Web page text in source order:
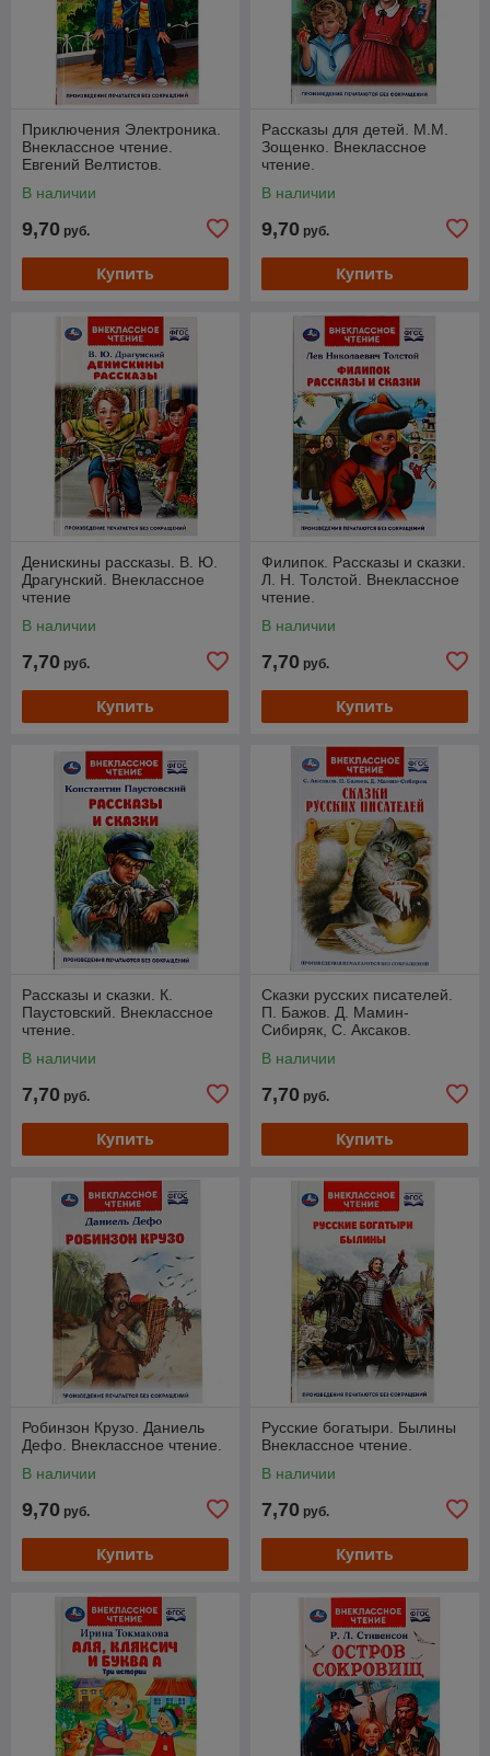
Приключения Электроника.
Внеклассное чтение.
Евгений Велтистов.
В наличии
9,70 руб.
Купить
Рассказы для детей. М.М.
Зощенко. Внеклассное
чтение.
В наличии
9,70 руб.
Купить
Денискины рассказы. В. Ю.
Драгунский. Внеклассное
чтение
В наличии
7,70 руб.
Купить
Филипок. Рассказы и сказки.
Л. Н. Толстой. Внеклассное
чтение.
В наличии
7,70 руб.
Купить
Рассказы и сказки. К.
Паустовский. Внеклассное
чтение.
В наличии
7,70 руб.
Купить
Сказки русских писателей.
П. Бажов. Д. Мамин-
Сибиряк, С. Аксаков.
В наличии
7,70 руб.
Купить
Робинзон Крузо. Даниель
Дефо. Внеклассное чтение.
В наличии
9,70 руб.
Купить
Русские богатыри. Былины
Внеклассное чтение.
В наличии
7,70 руб.
Купить